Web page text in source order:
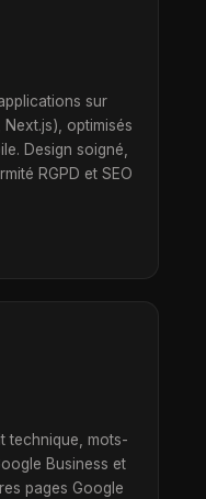
sur
optimisés
Design soigné,
RGPD et SEO
technique, mots-
Business et
pages Google